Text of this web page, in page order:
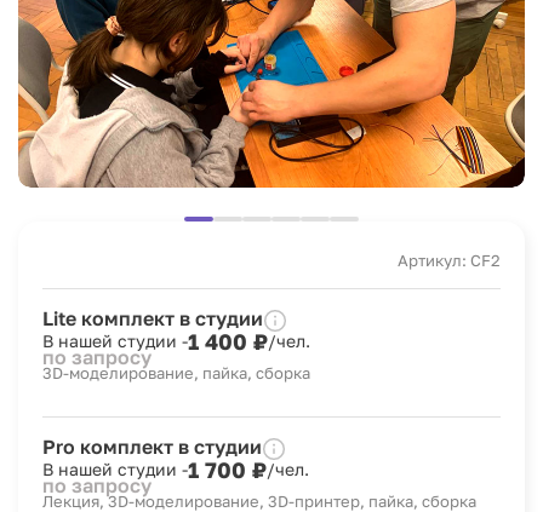
Артикул: CF2
Lite комплект в студии
В нашей студии -1 400 ₽/чел.
по запросу
3D-моделирование, пайка, сборка
Pro комплект в студии
В нашей студии -1 700 ₽/чел.
по запросу
Лекция, 3D-моделирование, 3D-принтер, пайка, сборка